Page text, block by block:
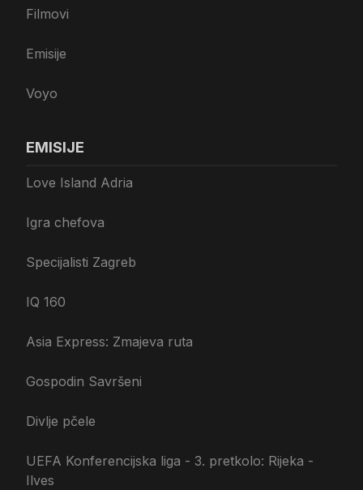
Filmovi
Emisije
Voyo
EMISIJE
Love Island Adria
Igra chefova
Specijalisti Zagreb
IQ 160
Asia Express: Zmajeva ruta
Gospodin Savršeni
Divlje pčele
UEFA Konferencijska liga - 3. pretkolo: Rijeka -
Ilves